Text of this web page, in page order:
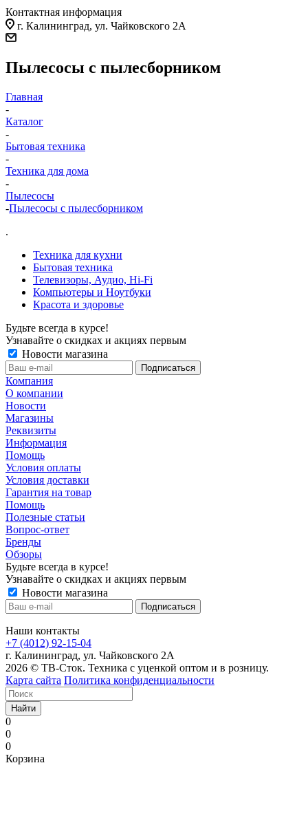
Контактная информация
г. Калининград, ул. Чайковского 2А
Пылесосы с пылесборником
Главная
-
Каталог
-
Бытовая техника
-
Техника для дома
-
Пылесосы
-Пылесосы с пылесборником
.
Техника для кухни
Бытовая техника
Телевизоры, Аудио, Hi-Fi
Компьютеры и Ноутбуки
Красота и здоровье
Будьте всегда в курсе!
Узнавайте о скидках и акциях первым
Новости магазина
Компания
О компании
Новости
Магазины
Реквизиты
Информация
Помощь
Условия оплаты
Условия доставки
Гарантия на товар
Помощь
Полезные статьи
Вопрос-ответ
Бренды
Обзоры
Будьте всегда в курсе!
Узнавайте о скидках и акциях первым
Новости магазина
Наши контакты
+7 (4012) 92-15-04
г. Калининград, ул. Чайковского 2А
2026 © ТВ-Сток. Техника с уценкой оптом и в розницу.
Карта сайта Политика конфиденциальности
Найти
0
0
0
Корзина